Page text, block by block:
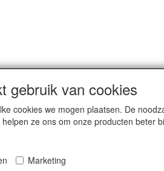
gebruik van cookies
cookies we mogen plaatsen. De
ze ons om onze producten
Marketing